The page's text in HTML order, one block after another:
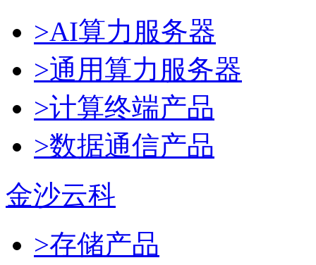
>AI算力服务器
>通用算力服务器
>计算终端产品
>数据通信产品
金沙云科
>存储产品